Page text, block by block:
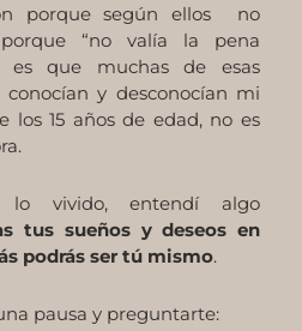
porque según ellos no
“no valía la pena
es que muchas de esas
conocían y desconocían mi
los 15 años de edad, no es
lo vivido, entendí algo
tus sueños y deseos en
podrás ser tú mismo.
pausa y preguntarte: